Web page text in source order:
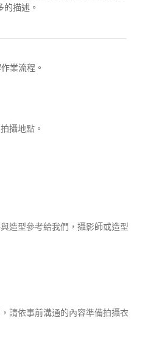
的描述。
業流程。
攝地點。
造型參考給我們，攝影師或造型
請依事前溝通的內容準備拍攝衣